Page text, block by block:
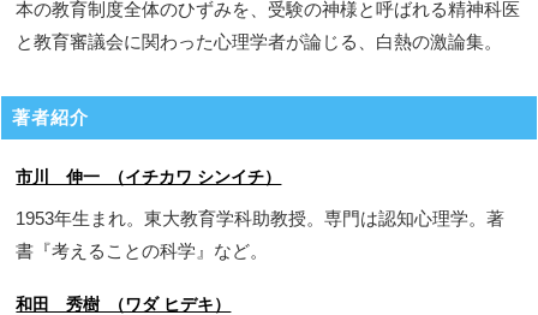
本の教育制度全体のひずみを、受験の神様と呼ばれる精神科医
と教育審議会に関わった心理学者が論じる、白熱の激論集。
著者紹介
市川 伸一 （イチカワ シンイチ）
1953年生まれ。東大教育学科助教授。専門は認知心理学。著
書『考えることの科学』など。
和田 秀樹 （ワダ ヒデキ）